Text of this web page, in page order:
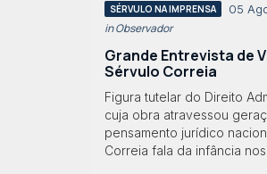
SÉRVULO NA IMPRENSA 05
in Observador
Grande Entrevista de
Sérvulo Correia
Figura tutelar do Direito
cuja obra atravessou
pensamento jurídico
Correia fala da infância